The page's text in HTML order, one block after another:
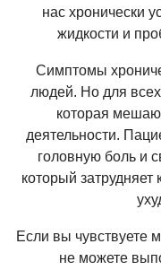
нас хронически
жидкости и
Симптомы
людей. Но для всех
которая
деятельности.
головную боль и
который
Если вы чувствуете
не можете